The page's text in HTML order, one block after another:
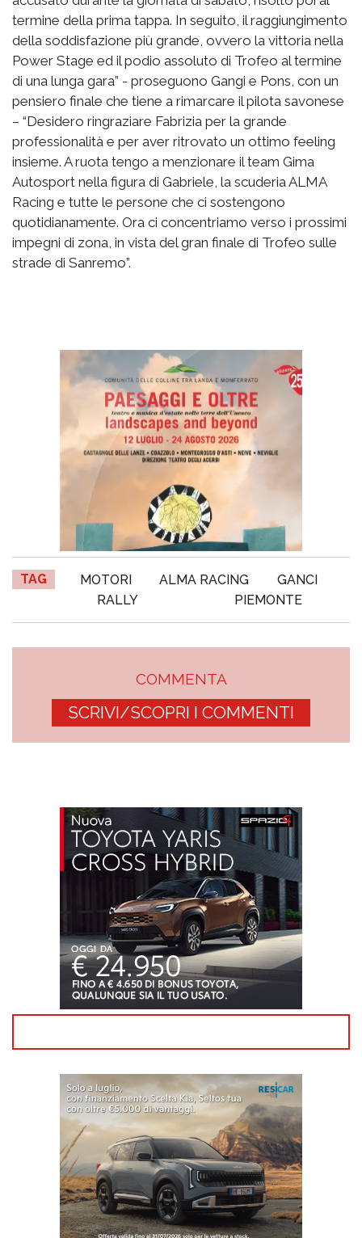
termine della prima tappa. In seguito, il raggiungimento
della soddisfazione più grande, ovvero la vittoria nella
Power Stage ed il podio assoluto di Trofeo al termine
di una lunga gara” - proseguono Gangi e Pons, con un
pensiero finale che tiene a rimarcare il pilota savonese
– “Desidero ringraziare Fabrizia per la grande
professionalità e per aver ritrovato un ottimo feeling
insieme. A ruota tengo a menzionare il team Gima
Autosport nella figura di Gabriele, la scuderia ALMA
Racing e tutte le persone che ci sostengono
quotidianamente. Ora ci concentriamo verso i prossimi
impegni di zona, in vista del gran finale di Trofeo sulle
strade di Sanremo”.
TAG MOTORI ALMA RACING
GANCI
RALLY
PIEMONTE
COMMENTA
SCRIVI/SCOPRI I COMMENTI